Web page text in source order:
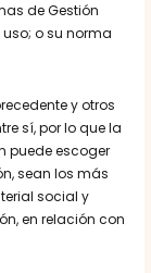
de Gestión
o su norma
y otros
sí, por lo que la
puede escoger
sean los más
social y
en relación con